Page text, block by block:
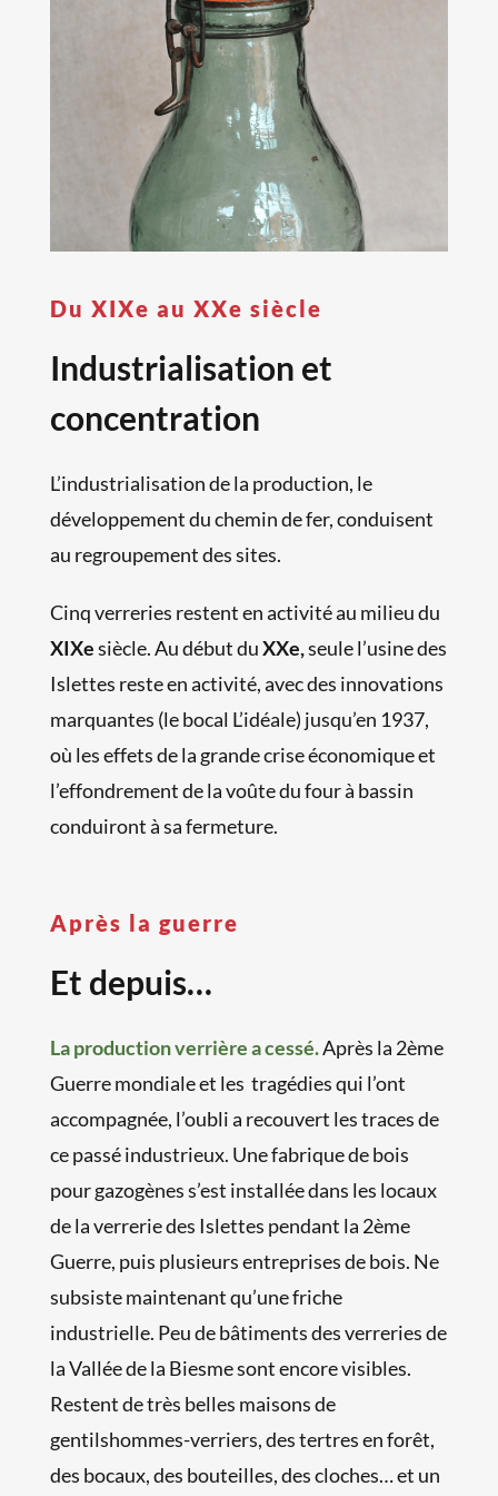
Du XIXe au XXe siècle
Industrialisation et
concentration
L’industrialisation de la production, le
développement du chemin de fer, conduisent
au regroupement des sites.
Cinq verreries restent en activité au milieu du
XIXesiècle. Au début duXXe,seule l’usine des
Islettes reste en activité, avec des innovations
marquantes (le bocal L’idéale) jusqu’en 1937,
où les effets de la grande crise économique et
l’effondrement de la voûte du four à bassin
conduiront à sa fermeture.
Après la guerre
Et depuis…
La production verrière a cessé.Après la 2ème
Guerre mondiale et les tragédies qui l’ont
accompagnée, l’oubli a recouvert les traces de
ce passé industrieux. Une fabrique de bois
pour gazogènes s’est installée dans les locaux
de la verrerie des Islettes pendant la 2ème
Guerre, puis plusieurs entreprises de bois. Ne
subsiste maintenant qu’une friche
industrielle. Peu de bâtiments des verreries de
la Vallée de la Biesme sont encore visibles.
Restent de très belles maisons de
gentilshommes-verriers, des tertres en forêt,
des bocaux, des bouteilles, des cloches… et un